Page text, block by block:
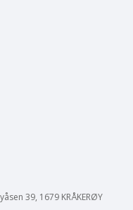
39, 1679 KRÅKERØY